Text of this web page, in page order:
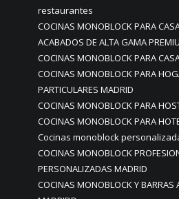
restaurantes
COCINAS MONOBLOCK PARA
ACABADOS DE ALTA GAMA
COCINAS MONOBLOCK PARA
COCINAS MONOBLOCK PARA
PARTICULARES MADRID
COCINAS MONOBLOCK PARA
COCINAS MONOBLOCK PARA
Cocinas monoblock
COCINAS MONOBLOCK
PERSONALIZADAS MADRID
COCINAS MONOBLOCK Y BARRAS